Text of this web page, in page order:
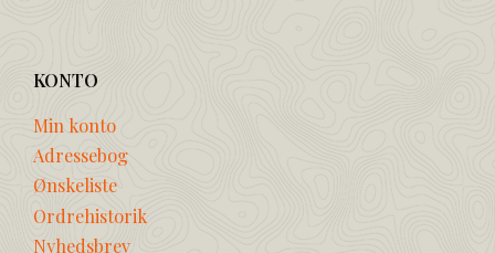
KONTO
Min konto
Adressebog
Ønskeliste
Ordrehistorik
Nyhedsbrev